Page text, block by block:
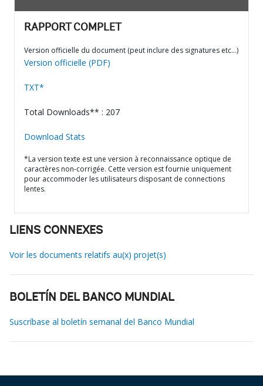
RAPPORT COMPLET
Version officielle du document (peut inclure des signatures etc…)
Version officielle (PDF)
TXT*
Total Downloads** : 207
Download Stats
*La version texte est une version à reconnaissance optique de
caractères non-corrigée. Cette version est fournie uniquement
pour accommoder les utilisateurs disposant de connections
lentes.
LIENS CONNEXES
Voir les documents relatifs au(x) projet(s)
BOLETÍN DEL BANCO MUNDIAL
Suscríbase al boletín semanal del Banco Mundial